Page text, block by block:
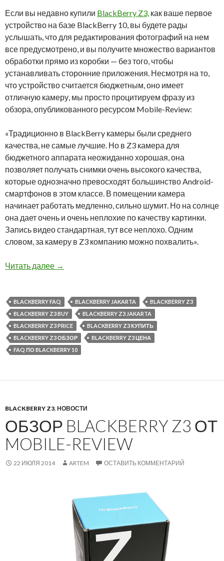
Если вы недавно купили BlackBerry Z3, как ваше первое
устройство на базе BlackBerry 10, вы будете рады
услышать, что для редактирования фотографий на нем
все предусмотрено, и вы получите множество вариантов
обработки прямо из коробки — без того, чтобы
устанавливать сторонние приложения. Несмотря на то,
что устройство считается бюджетным, оно имеет
отличную камеру, мы просто процитируем фразу из
обзора, опубликованного ресурсом Mobile-Review:
«Традиционно в BlackBerry камеры были среднего
качества, не самые лучшие. Но в Z3 камера для
бюджетного аппарата неожиданно хорошая, она
позволяет получать снимки очень высокого качества,
которые однозначно превосходят большинство Android-
смартфонов в этом классе. В помещении камера
начинает работать медленно, сильно шумит. Но на солнце
она дает очень и очень неплохие по качеству картинки.
Запись видео стандартная, тут все неплохо. Одним
словом, за камеру в Z3 компанию можно похвалить».
Читать далее Редактирование фотографий на BlackBerry
→
BLACKBERRY FAQ BLACKBERRY JAKARTA
BLACKBERRY Z3
BLACKBERRY Z3 BUY
BLACKBERRY Z3 JAKARTA
BLACKBERRY Z3 PRICE
BLACKBERRY Z3 КУПИТЬ
BLACKBERRY Z3 ОБЗОР
BLACKBERRY Z3 ЦЕНА
FAQ ПО BLACKBERRY 10
BLACKBERRY Z3, НОВОСТИ
ОБЗОР BLACKBERRY Z3 ОТ
MOBILE-REVIEW
22 ИЮЛЯ 2014 ARTEM ОСТАВИТЬ КОММЕНТАРИЙ